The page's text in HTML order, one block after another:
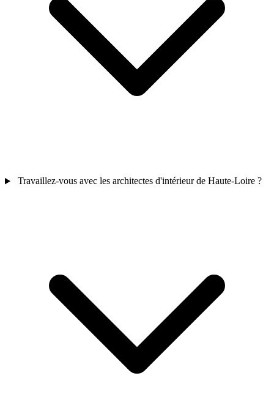
Travaillez-vous avec les architectes d'intérieur de Haute-Loire ?